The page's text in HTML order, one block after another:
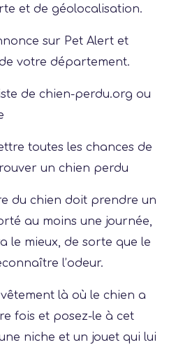
et de géolocalisation.
sur Pet Alert et
votre département.
de chien-perdu.org ou
toutes les chances de
un chien perdu
du chien doit prendre un
au moins une journée,
le mieux, de sorte que le
l’odeur.
là où le chien a
fois et posez-le à cet
niche et un jouet qui lui